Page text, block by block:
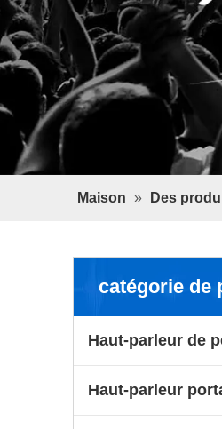
Maison » Des
catégorie de